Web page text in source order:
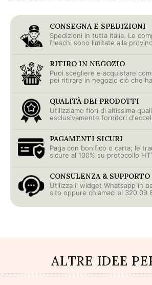
CONSEGNA E SPEDIZIONI
Spedizioni in tutta Italia. Le
freschi sono limitate alla
RITIRO IN NEGOZIO
Puoi scegliere e acquistare
poi ritirare in negozio ciò che
QUALITÀ DEI PRODOTTI
Utilizziamo fiori di altissima
esclusivamente fornitori
PAGAMENTI SICURI
Paga con bonifico o carta; le
sicure al 100% su protocollo
CONSULENZA & SUPPORTO
Utilizza il widget Whatsapp in
sito oppure chiamaci al 320 09
ALTRE IDEE